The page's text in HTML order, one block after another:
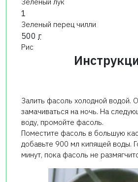
Зеленый лук
1
Зеленый перец чилли
500 г
Рис
Залить фасоль холодной водой.
замачиваться на ночь. На
воду, промойте фасоль.
Поместите фасоль в большую
добавьте 900 мл кипящей воды.
минут, пока фасоль не